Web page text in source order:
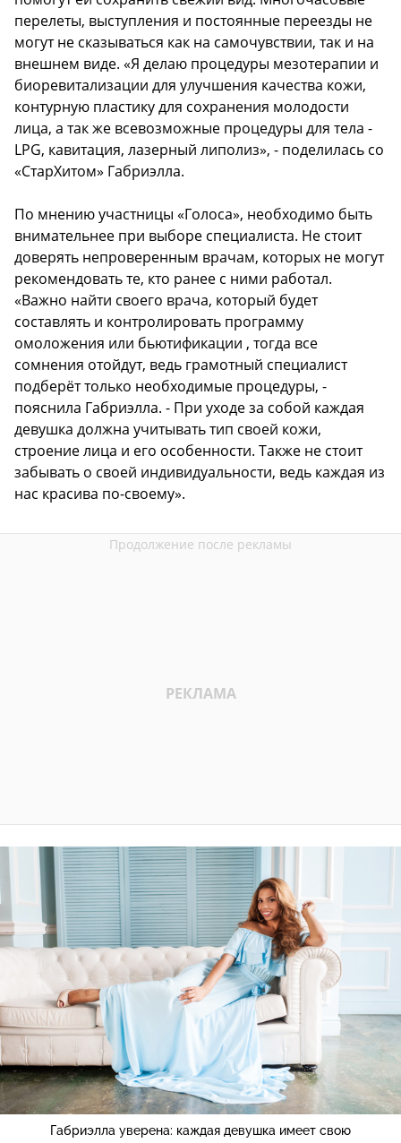
перелеты, выступления и постоянные переезды не
могут не сказываться как на самочувствии, так и на
внешнем виде. «Я делаю процедуры мезотерапии и
биоревитализации для улучшения качества кожи,
контурную пластику для сохранения молодости
лица, а так же всевозможные процедуры для тела -
LPG, кавитация, лазерный липолиз», - поделилась со
«СтарХитом» Габриэлла.
По мнению участницы «Голоса», необходимо быть
внимательнее при выборе специалиста. Не стоит
доверять непроверенным врачам, которых не могут
рекомендовать те, кто ранее с ними работал.
«Важно найти своего врача, который будет
составлять и контролировать программу
омоложения или бьютификации , тогда все
сомнения отойдут, ведь грамотный специалист
подберёт только необходимые процедуры, -
пояснила Габриэлла. - При уходе за собой каждая
девушка должна учитывать тип своей кожи,
строение лица и его особенности. Также не стоит
забывать о своей индивидуальности, ведь каждая из
нас красива по-своему».
Габриэлла уверена: каждая девушка имеет свою